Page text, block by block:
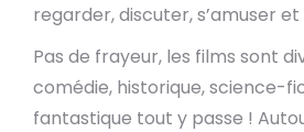
regarder, discuter, s’amuser
Pas de frayeur, les films sont
comédie, historique, science-
fantastique tout y passe !